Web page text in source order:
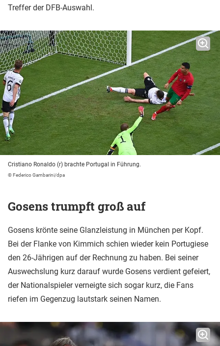
Treffer der DFB-Auswahl.
Cristiano Ronaldo (r) brachte Portugal in Führung.
© Federico Gambarini/dpa
Gosens trumpft groß auf
Gosens krönte seine Glanzleistung in München per Kopf.
Bei der Flanke von Kimmich schien wieder kein Portugiese
den 26-Jährigen auf der Rechnung zu haben. Bei seiner
Auswechslung kurz darauf wurde Gosens verdient gefeiert,
der Nationalspieler verneigte sich sogar kurz, die Fans
riefen im Gegenzug lautstark seinen Namen.